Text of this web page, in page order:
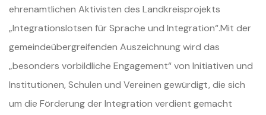
ehrenamtlichen Aktivisten des Landkreisprojekts
„Integrationslotsen für Sprache und Integration“.Mit der
gemeindeübergreifenden Auszeichnung wird das
„besonders vorbildliche Engagement“ von Initiativen und
Institutionen, Schulen und Vereinen gewürdigt, die sich
um die Förderung der Integration verdient gemacht